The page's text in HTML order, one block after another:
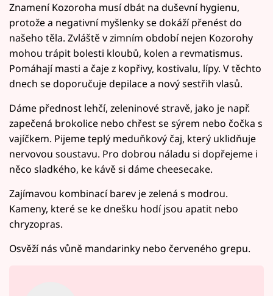
Znamení Kozoroha musí dbát na duševní hygienu,
protože a negativní myšlenky se dokáží přenést do
našeho těla. Zvláště v zimním období nejen Kozorohy
mohou trápit bolesti kloubů, kolen a revmatismus.
Pomáhají masti a čaje z kopřivy, kostivalu, lípy. V těchto
dnech se doporučuje depilace a nový sestřih vlasů.
Dáme přednost lehčí, zeleninové stravě, jako je např.
zapečená brokolice nebo chřest se sýrem nebo čočka s
vajíčkem. Pijeme teplý meduňkový čaj, který uklidňuje
nervovou soustavu. Pro dobrou náladu si dopřejeme i
něco sladkého, ke kávě si dáme cheesecake.
Zajímavou kombinací barev je zelená s modrou.
Kameny, které se ke dnešku hodí jsou apatit nebo
chryzopras.
Osvěží nás vůně mandarinky nebo červeného grepu.